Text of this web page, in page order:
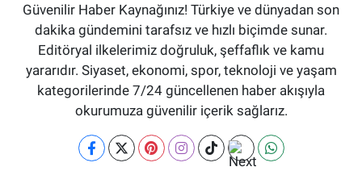
Güvenilir Haber Kaynağınız! Türkiye ve dünyadan son
dakika gündemini tarafsız ve hızlı biçimde sunar.
Editöryal ilkelerimiz doğruluk, şeffaflık ve kamu
yararıdır. Siyaset, ekonomi, spor, teknoloji ve yaşam
kategorilerinde 7/24 güncellenen haber akışıyla
okurumuza güvenilir içerik sağlarız.